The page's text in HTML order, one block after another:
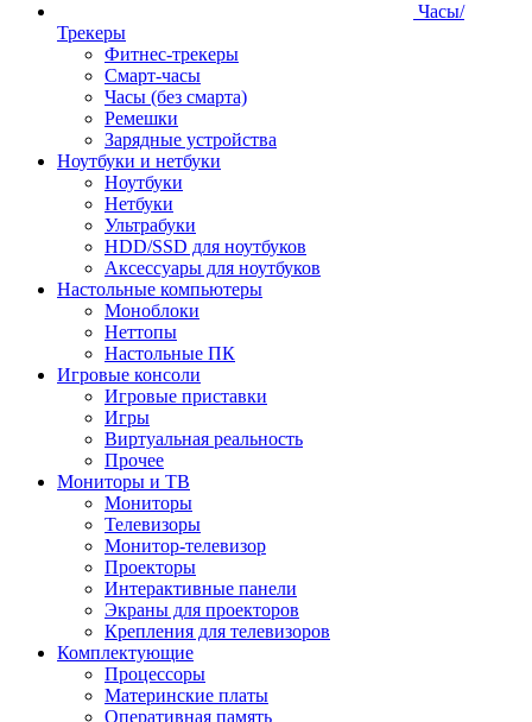
Часы/
Трекеры
Фитнес-трекеры
Смарт-часы
Часы (без смарта)
Ремешки
Зарядные устройства
Ноутбуки и нетбуки
Ноутбуки
Нетбуки
Ультрабуки
HDD/SSD для ноутбуков
Аксессуары для ноутбуков
Настольные компьютеры
Моноблоки
Неттопы
Настольные ПК
Игровые консоли
Игровые приставки
Игры
Виртуальная реальность
Прочее
Мониторы и ТВ
Мониторы
Телевизоры
Монитор-телевизор
Проекторы
Интерактивные панели
Экраны для проекторов
Крепления для телевизоров
Комплектующие
Процессоры
Материнские платы
Оперативная память